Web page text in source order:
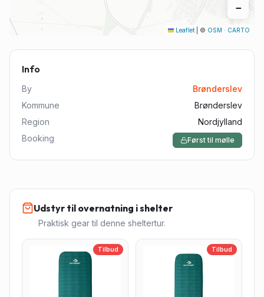
−
Leaflet © OSM · CARTO
Info
By
Brønderslev
Kommune
Brønderslev
Region
Nordjylland
Booking
Først til mølle
Udstyr til overnatning i shelter
Praktisk gear til denne sheltertur.
Tilbud Tilbud